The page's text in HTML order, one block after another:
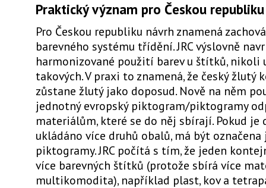
Praktický význam pro Českou republiku
Pro Českou republiku návrh znamená
barevného systému třídění. JRC výslovně
harmonizované použití barev u štítků, nikoli
takových. V praxi to znamená, že český žlutý
zůstane žlutý jako doposud. Nově na něm
jednotný evropský piktogram/piktogramy
materiálům, které se do něj sbírají. Pokud je
ukládáno více druhů obalů, má být
piktogramy. JRC počítá s tím, že jeden
více barevných štítků (protože sbírá více
multikomodita), například plast, kov a